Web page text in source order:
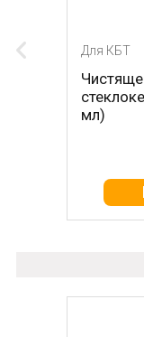
Для КБТ
мл)
Для КБТ
Скребок